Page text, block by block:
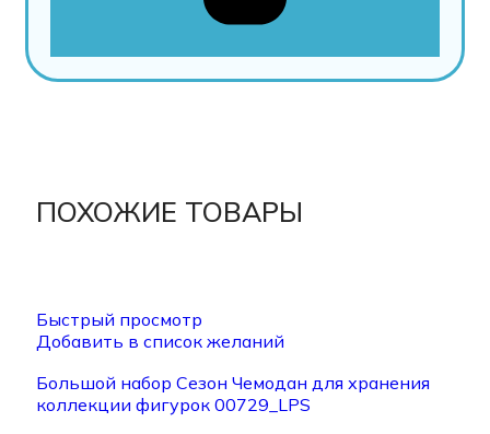
ПОХОЖИЕ ТОВАРЫ
Быстрый просмотр
Добавить в список желаний
Большой набор Сезон Чемодан для хранения
коллекции фигурок 00729_LPS